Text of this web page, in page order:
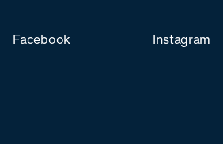
Facebook Instagram